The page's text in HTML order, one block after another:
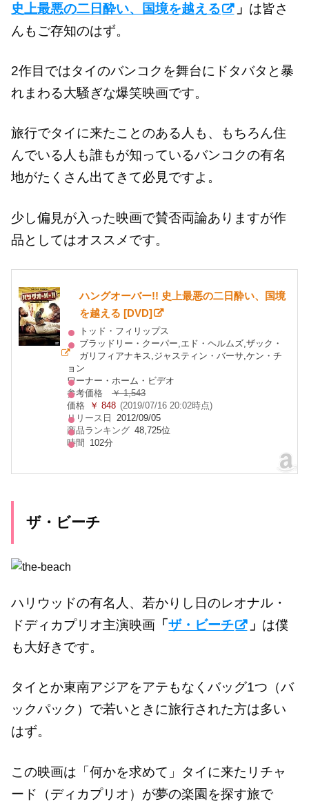
史上最悪の二日酔い、国境を越える
」 は皆さ
んもご存知のはず。
2作目ではタイのバンコクを舞台にドタバタと暴
れまわる大騒ぎな爆笑映画です。
旅行でタイに来たことのある人も、もちろん住
んでいる人も誰もが知っているバンコクの有名
地がたくさん出てきて必見ですよ。
少し偏見が入った映画で賛否両論ありますが作
品としてはオススメです。
ハングオーバー!! 史上最悪の二日酔い、国境
を越える [DVD]
トッド・フィリップス
ブラッドリー・クーパー,エド・ヘルムズ,ザック・
ガリフィアナキス,ジャスティン・バーサ,ケン・チ
ョン
ワーナー・ホーム・ビデオ
参考価格
￥ 1,543
価格
￥ 848 (2019/07/16 20:02時点)
リリース日
2012/09/05
商品ランキング 48,725位
時間
102分
ザ・ビーチ
ハリウッドの有名人、若かりし日のレオナル・
ドディカプリオ主演映画 「ザ・ビーチ 」 は僕
も大好きです。
タイとか東南アジアをアテもなくバッグ1つ（バ
ックパック）で若いときに旅行された方は多い
はず。
この映画は「何かを求めて」タイに来たリチャ
ード（ディカプリオ）が夢の楽園を探す旅で